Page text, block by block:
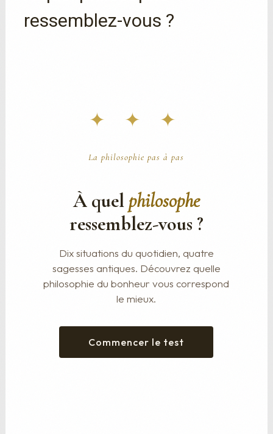
ressemblez-vous ?
✦ ✦ ✦
La philosophie pas à pas
À quel philosophe
ressemblez-vous ?
Dix situations du quotidien, quatre
sagesses antiques. Découvrez quelle
philosophie du bonheur vous correspond
le mieux.
Commencer le test